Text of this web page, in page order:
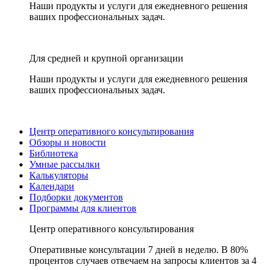
Наши продукты и услуги для ежедневного решения
ваших профессиональных задач.
Для средней и крупной организации
Наши продукты и услуги для ежедневного решения
ваших профессиональных задач.
Центр оперативного консультирования
Обзоры и новости
Библиотека
Умные рассылки
Калькуляторы
Календари
Подборки документов
Программы для клиентов
Центр оперативного консультирования
Оперативные консультации 7 дней в неделю. В 80%
процентов случаев отвечаем на запросы клиентов за 4